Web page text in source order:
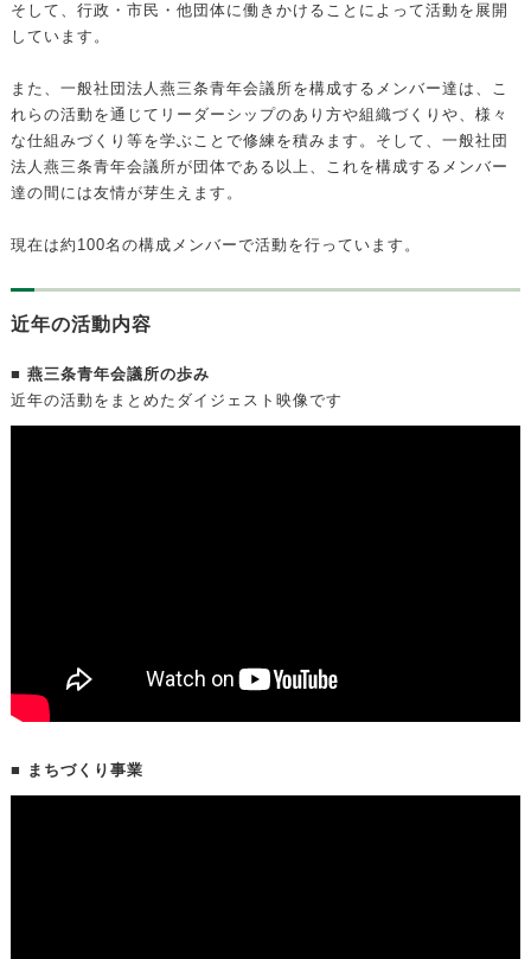
そして、行政・市民・他団体に働きかけることによって活動を展開
しています。
また、一般社団法人燕三条青年会議所を構成するメンバー達は、こ
れらの活動を通じてリーダーシップのあり方や組織づくりや、様々
な仕組みづくり等を学ぶことで修練を積みます。そして、一般社団
法人燕三条青年会議所が団体である以上、これを構成するメンバー
達の間には友情が芽生えます。
現在は約100名の構成メンバーで活動を行っています。
近年の活動内容
■ 燕三条青年会議所の歩み
近年の活動をまとめたダイジェスト映像です
■ まちづくり事業